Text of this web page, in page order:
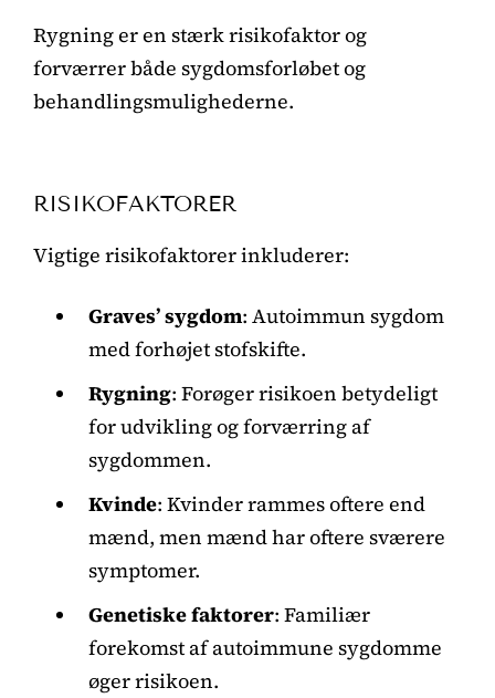
Rygning er en stærk risikofaktor og
forværrer både sygdomsforløbet og
behandlingsmulighederne.
RISIKOFAKTORER
Vigtige risikofaktorer inkluderer:
Graves’ sygdom: Autoimmun sygdom
med forhøjet stofskifte.
Rygning: Forøger risikoen betydeligt
for udvikling og forværring af
sygdommen.
Kvinde: Kvinder rammes oftere end
mænd, men mænd har oftere sværere
symptomer.
Genetiske faktorer: Familiær
forekomst af autoimmune sygdomme
øger risikoen.